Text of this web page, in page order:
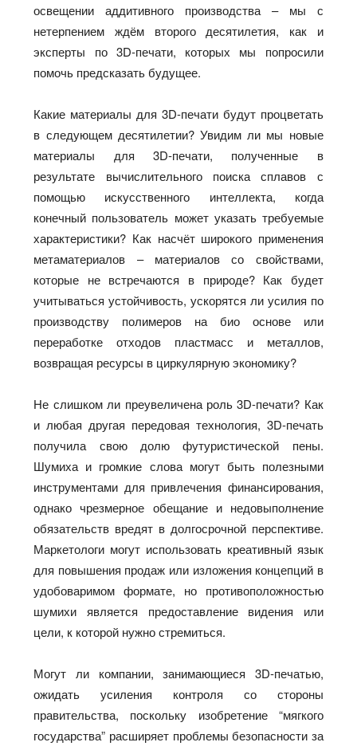
освещении аддитивного производства – мы с
нетерпением ждём второго десятилетия, как и
эксперты по 3D-печати, которых мы попросили
помочь предсказать будущее.
Какие материалы для 3D-печати будут процветать
в следующем десятилетии? Увидим ли мы новые
материалы для 3D-печати, полученные в
результате вычислительного поиска сплавов с
помощью искусственного интеллекта, когда
конечный пользователь может указать требуемые
характеристики? Как насчёт широкого применения
метаматериалов – материалов со свойствами,
которые не встречаются в природе? Как будет
учитываться устойчивость, ускорятся ли усилия по
производству полимеров на био основе или
переработке отходов пластмасс и металлов,
возвращая ресурсы в циркулярную экономику?
Не слишком ли преувеличена роль 3D-печати? Как
и любая другая передовая технология, 3D-печать
получила свою долю футуристической пены.
Шумиха и громкие слова могут быть полезными
инструментами для привлечения финансирования,
однако чрезмерное обещание и недовыполнение
обязательств вредят в долгосрочной перспективе.
Маркетологи могут использовать креативный язык
для повышения продаж или изложения концепций в
удобоваримом формате, но противоположностью
шумихи является предоставление видения или
цели, к которой нужно стремиться.
Могут ли компании, занимающиеся 3D-печатью,
ожидать усиления контроля со стороны
правительства, поскольку изобретение “мягкого
государства” расширяет проблемы безопасности за